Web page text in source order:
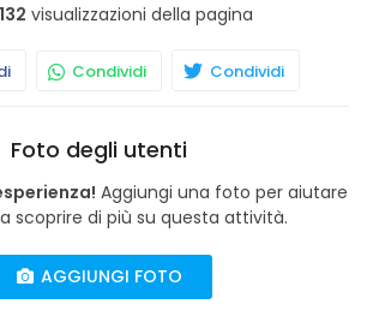
132 visualizzazioni della pagina
Condividi Condividi
Foto degli utenti
Aggiungi una foto per aiutare
scoprire di più su questa attività.
AGGIUNGI FOTO